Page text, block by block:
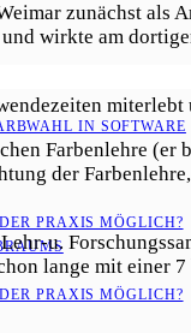
IN SOFTWARE
PRAXIS MÖGLICH?
PRAXIS MÖGLICH?
zunächst
wirkte am
Farbenlehre
der
u.
lange mit